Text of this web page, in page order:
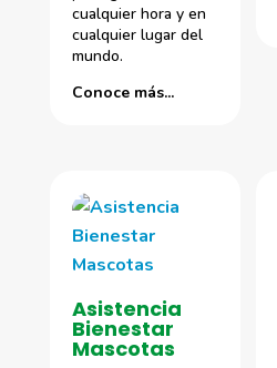
cualquier hora y en
cualquier lugar del
mundo.
Conoce más...
Asistencia
Bienestar
Mascotas